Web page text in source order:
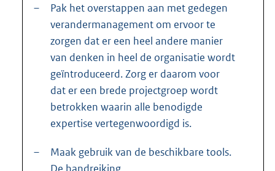
n
k
:
–
Pak het overstappen aan met gedegen
verandermanagement om ervoor te
zorgen dat er een heel andere manier
van denken in heel de organisatie wordt
geïntroduceerd. Zorg er daarom voor
dat er een brede projectgroep wordt
betrokken waarin alle benodigde
expertise vertegenwoordigd is.
–
Maak gebruik van de beschikbare tools.